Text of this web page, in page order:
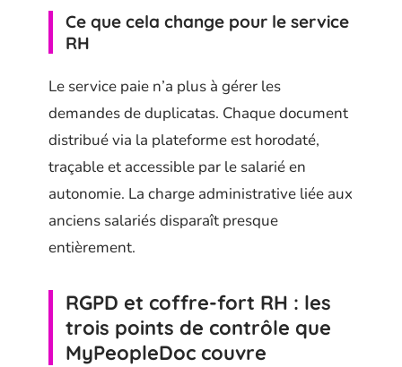
Ce que cela change pour le service
RH
Le service paie n’a plus à gérer les
demandes de duplicatas. Chaque document
distribué via la plateforme est horodaté,
traçable et accessible par le salarié en
autonomie. La charge administrative liée aux
anciens salariés disparaît presque
entièrement.
RGPD et coffre-fort RH : les
trois points de contrôle que
MyPeopleDoc couvre